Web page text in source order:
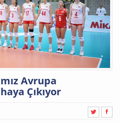
Avrupa
Çıkıyor